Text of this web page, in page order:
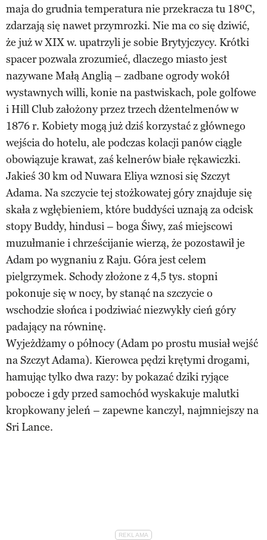
maja do grudnia temperatura nie przekracza tu 18ºC,
zdarzają się nawet przymrozki. Nie ma co się dziwić,
że już w XIX w. upatrzyli je sobie Brytyjczycy. Krótki
spacer pozwala zrozumieć, dlaczego miasto jest
nazywane Małą Anglią – zadbane ogrody wokół
wystawnych willi, konie na pastwiskach, pole golfowe
i Hill Club założony przez trzech dżentelmenów w
1876 r. Kobiety mogą już dziś korzystać z głównego
wejścia do hotelu, ale podczas kolacji panów ciągle
obowiązuje krawat, zaś kelnerów białe rękawiczki.
Jakieś 30 km od Nuwara Eliya wznosi się Szczyt
Adama. Na szczycie tej stożkowatej góry znajduje się
skała z wgłębieniem, które buddyści uznają za odcisk
stopy Buddy, hindusi – boga Śiwy, zaś miejscowi
muzułmanie i chrześcijanie wierzą, że pozostawił je
Adam po wygnaniu z Raju. Góra jest celem
pielgrzymek. Schody złożone z 4,5 tys. stopni
pokonuje się w nocy, by stanąć na szczycie o
wschodzie słońca i podziwiać niezwykły cień góry
padający na równinę.
Wyjeżdżamy o północy (Adam po prostu musiał wejść
na Szczyt Adama). Kierowca pędzi krętymi drogami,
hamując tylko dwa razy: by pokazać dziki ryjące
pobocze i gdy przed samochód wyskakuje malutki
kropkowany jeleń – zapewne kanczyl, najmniejszy na
Sri Lance.